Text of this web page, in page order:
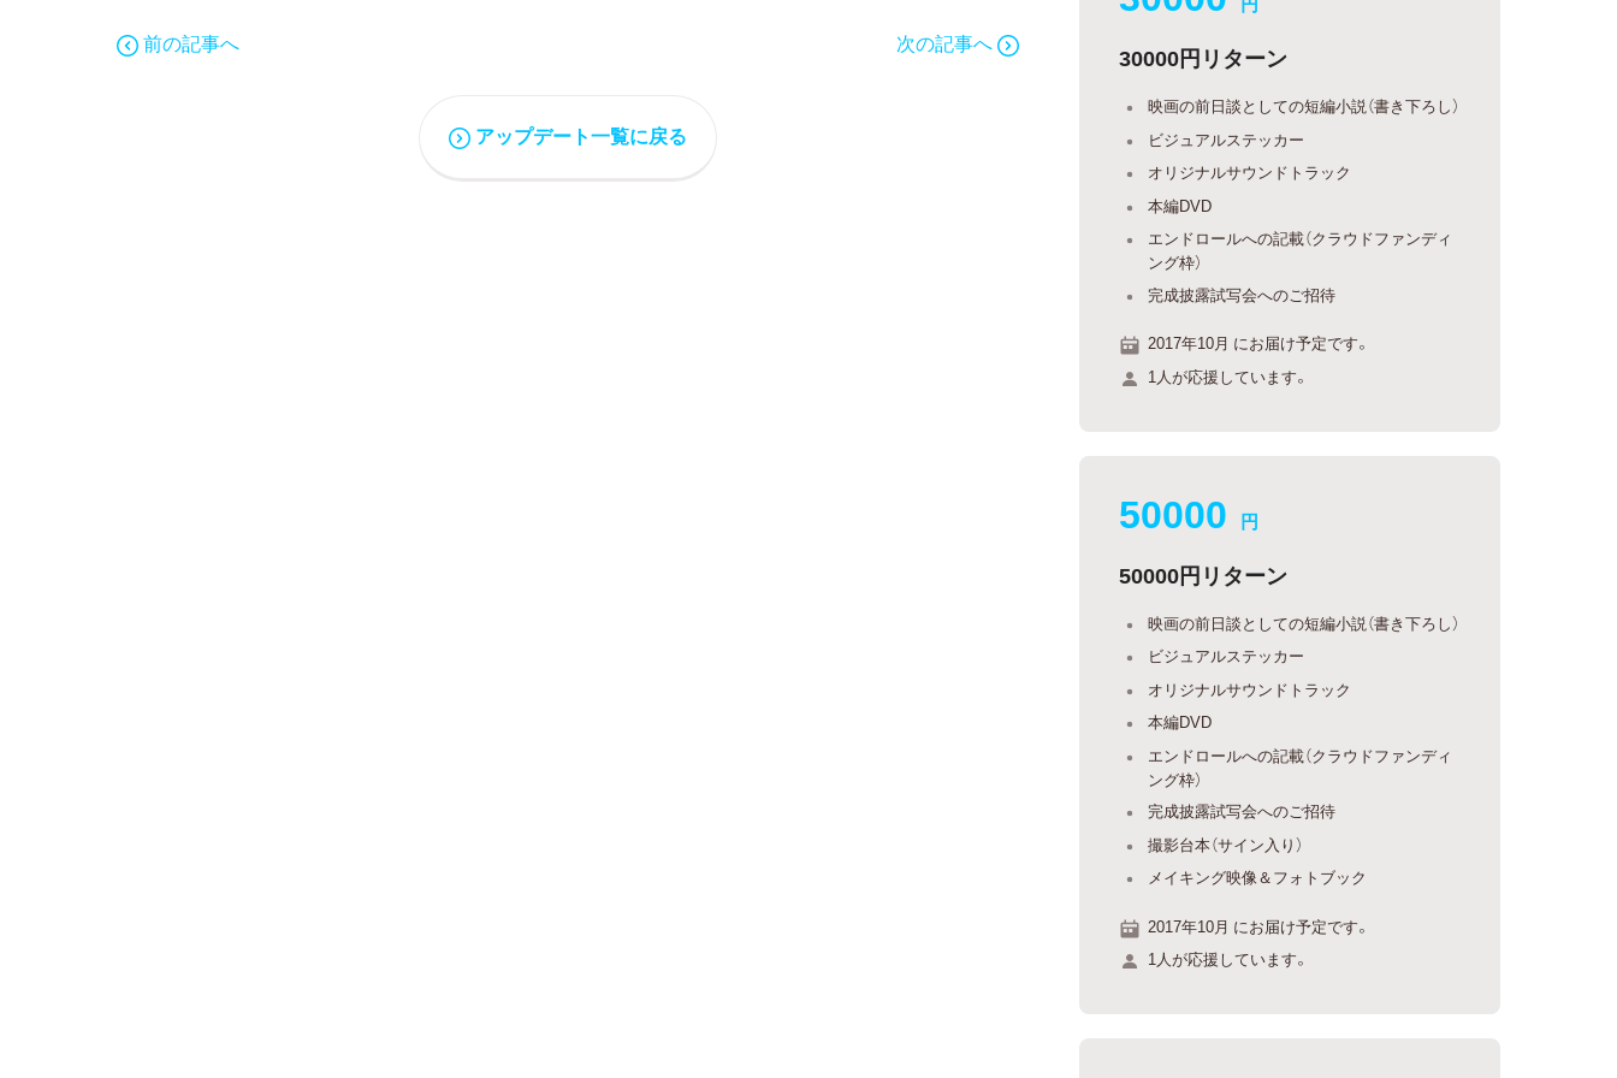
前の記事へ 次の記事へ
アップデート一覧に戻る
30000円リターン
映画の前日談としての短編小説（書き下ろし）
ビジュアルステッカー
オリジナルサウンドトラック
本編DVD
エンドロールへの記載（クラウドファンディ
ング枠）
完成披露試写会へのご招待
2017年10月 にお届け予定です。
1人が応援しています。
50000 円
50000円リターン
映画の前日談としての短編小説（書き下ろし）
ビジュアルステッカー
オリジナルサウンドトラック
本編DVD
エンドロールへの記載（クラウドファンディ
ング枠）
完成披露試写会へのご招待
撮影台本（サイン入り）
メイキング映像＆フォトブック
2017年10月 にお届け予定です。
1人が応援しています。